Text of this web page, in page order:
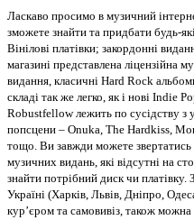
Ласкаво просимо в музичний
зможете знайти та придбати будь-
Вінілові платівки; закордонні
магазині представлена ліцензійна
видання, класичні Hard Rock
складі так же легко, як і нові Indie
Robustfellow лежить по сусідству з
попсцени – Onuka, The Hardkiss,
тощо. Ви завжди можете
музичних видань, які відсутні на
знайти потрібний диск чи платівку.
Україні (Харків, Львів, Дніпро,
кур’єром та самовивіз, також